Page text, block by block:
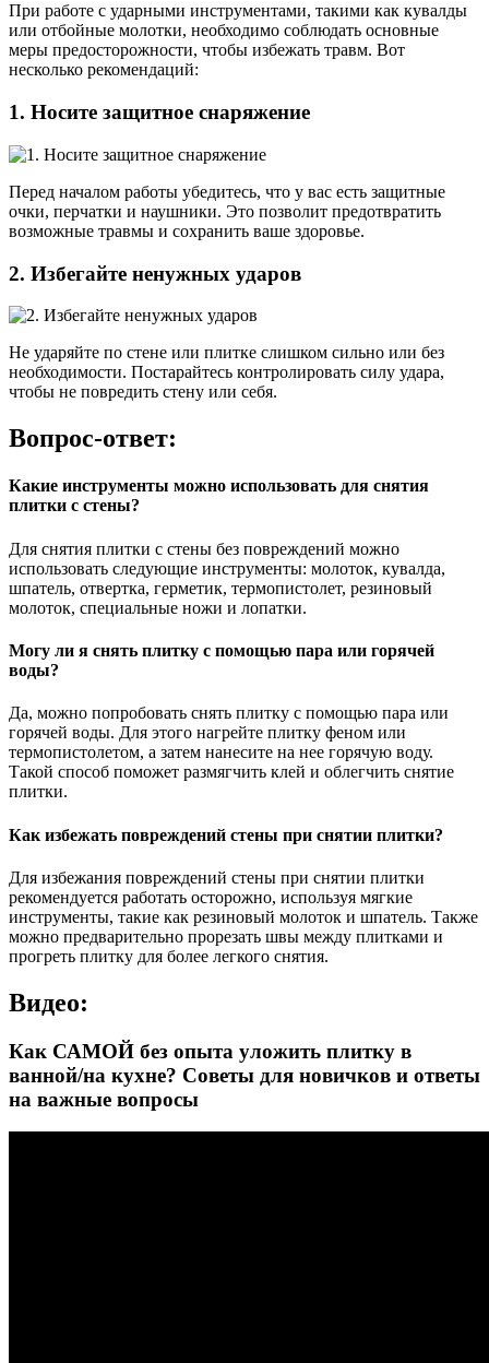
При работе с ударными инструментами, такими как кувалды
или отбойные молотки, необходимо соблюдать основные
меры предосторожности, чтобы избежать травм. Вот
несколько рекомендаций:
1. Носите защитное снаряжение
Перед началом работы убедитесь, что у вас есть защитные
очки, перчатки и наушники. Это позволит предотвратить
возможные травмы и сохранить ваше здоровье.
2. Избегайте ненужных ударов
Не ударяйте по стене или плитке слишком сильно или без
необходимости. Постарайтесь контролировать силу удара,
чтобы не повредить стену или себя.
Вопрос-ответ:
Какие инструменты можно использовать для снятия
плитки с стены?
Для снятия плитки с стены без повреждений можно
использовать следующие инструменты: молоток, кувалда,
шпатель, отвертка, герметик, термопистолет, резиновый
молоток, специальные ножи и лопатки.
Могу ли я снять плитку с помощью пара или горячей
воды?
Да, можно попробовать снять плитку с помощью пара или
горячей воды. Для этого нагрейте плитку феном или
термопистолетом, а затем нанесите на нее горячую воду.
Такой способ поможет размягчить клей и облегчить снятие
плитки.
Как избежать повреждений стены при снятии плитки?
Для избежания повреждений стены при снятии плитки
рекомендуется работать осторожно, используя мягкие
инструменты, такие как резиновый молоток и шпатель. Также
можно предварительно прорезать швы между плитками и
прогреть плитку для более легкого снятия.
Видео:
Как САМОЙ без опыта уложить плитку в
ванной/на кухне? Советы для новичков и ответы
на важные вопросы